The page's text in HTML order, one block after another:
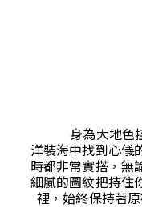
身為大地色
洋裝海中找到心儀
時都非常實搭，無
細膩的圖紋把持住
裡，始終保持著